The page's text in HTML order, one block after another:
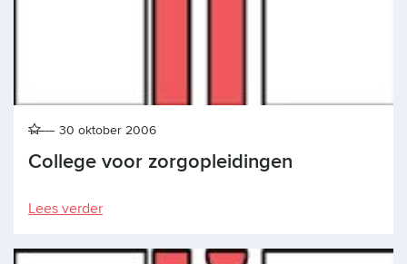
College voor zorgopleidingen
30 oktober 2006
Lees verder